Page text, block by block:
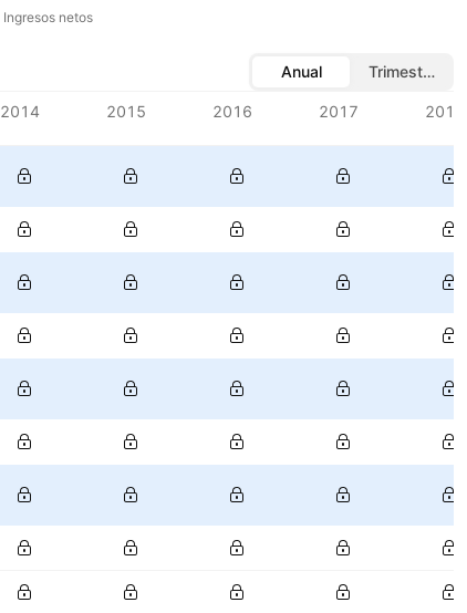
Ingresos netos
Anual
Trimestral
2014 2015 2016 2017 2018